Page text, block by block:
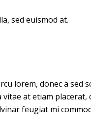
sed euismod at.
lorem, donec a sed
at etiam
feugiat mi